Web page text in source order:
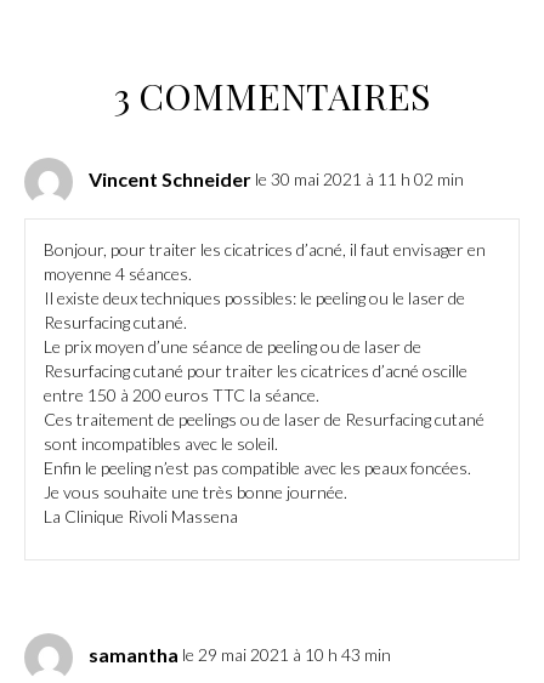
3 COMMENTAIRES
Vincent Schneider le 30 mai 2021 à 11 h 02 min
Bonjour, pour traiter les cicatrices d’acné, il faut envisager en
moyenne 4 séances.
Il existe deux techniques possibles: le peeling ou le laser de
Resurfacing cutané.
Le prix moyen d’une séance de peeling ou de laser de
Resurfacing cutané pour traiter les cicatrices d’acné oscille
entre 150 à 200 euros TTC la séance.
Ces traitement de peelings ou de laser de Resurfacing cutané
sont incompatibles avec le soleil.
Enfin le peeling n’est pas compatible avec les peaux foncées.
Je vous souhaite une très bonne journée.
La Clinique Rivoli Massena
samantha le 29 mai 2021 à 10 h 43 min